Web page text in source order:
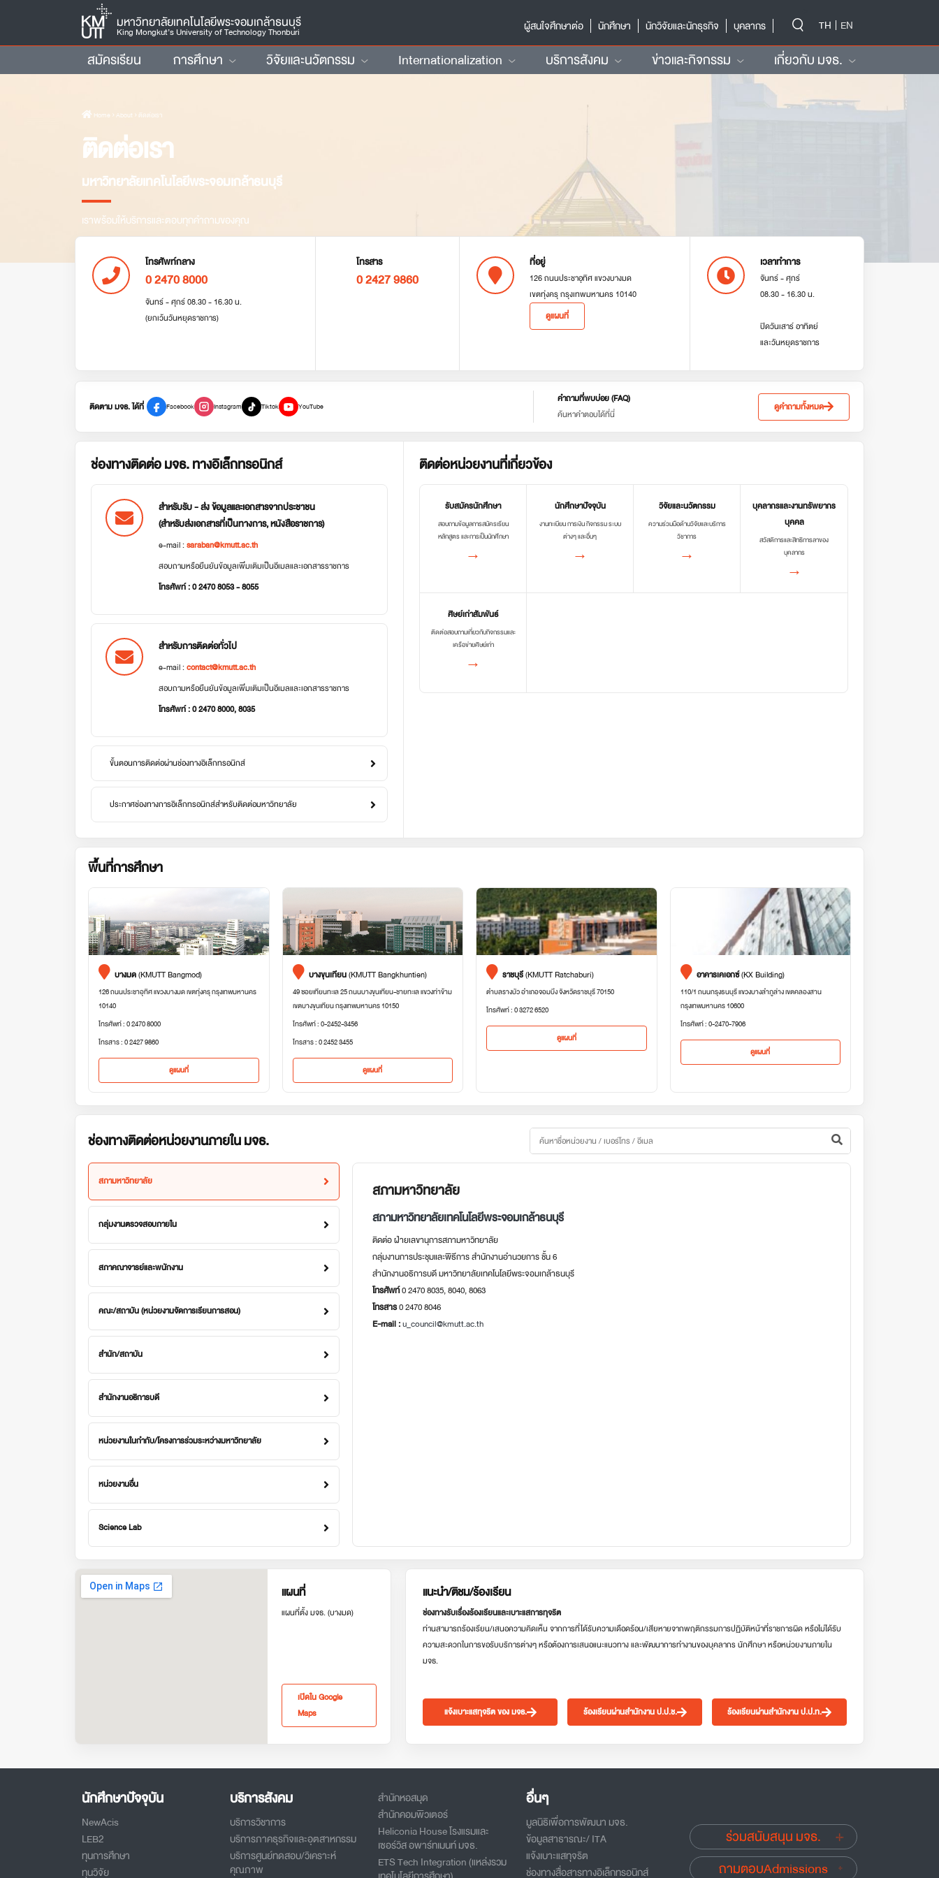
มหาวิทยาลัยเทคโนโลยีพระจอมเกล้าธนบุรี
King Mongkut’s University of Technology Thonburi
ผู้สนใจศึกษาต่อ
นักศึกษา นักวิจัยและนักธุรกิจ บุคลากร TH EN
สมัครเรียน การศึกษา วิจัยและนวัตกรรม Internationalization บริการสังคม ข่าวและกิจกรรม เกี่ยวกับ มจธ.
Home › About › ติดต่อเรา
ติดต่อเรา
มหาวิทยาลัยเทคโนโลยีพระจอมเกล้าธนบุรี
เราพร้อมให้บริการและตอบทุกคำถามของคุณ
โทรศัพท์กลาง
0 2470 8000
จันทร์ - ศุกร์ 08.30 - 16.30 น.
(ยกเว้นวันหยุดราชการ)
โทรสาร
0 2427 9860
ที่อยู่
126 ถนนประชาอุทิศ แขวงบางมด
เขตทุ่งครุ กรุงเทพมหานคร 10140
ดูแผนที่
เวลาทำการ
จันทร์ - ศุกร์
08.30 - 16.30 น.
ปิดวันเสาร์ อาทิตย์
และวันหยุดราชการ
ติดตาม มจธ. ได้ที่ Facebook Instagram Tiktok YouTube
คำถามที่พบบ่อย (FAQ)
ค้นหาคำตอบได้ที่นี่
ดูคำถามทั้งหมด
ช่องทางติดต่อ มจธ. ทางอิเล็กทรอนิกส์
สำหรับรับ - ส่ง ข้อมูลและเอกสารจากประชาชน
(สำหรับส่งเอกสารที่เป็นทางการ, หนังสือราชการ)
e-mail :saraban@kmutt.ac.th
สอบถามหรือยืนยันข้อมูลเพิ่มเติมเป็นอีเมลและเอกสารราชการ
โทรศัพท์ : 0 2470 8053 - 8055
สำหรับการติดต่อทั่วไป
e-mail :contact@kmutt.ac.th
สอบถามหรือยืนยันข้อมูลเพิ่มเติมเป็นอีเมลและเอกสารราชการ
โทรศัพท์ : 0 2470 8000, 8035
ขั้นตอนการติดต่อผ่านช่องทางอิเล็กทรอนิกส์
ประกาศช่องทางการอิเล็กทรอนิกส์สำหรับติดต่อมหาวิทยาลัย
ติดต่อหน่วยงานที่เกี่ยวข้อง
รับสมัครนักศึกษา
สอบถามข้อมูลการสมัครเรียน
หลักสูตร และการเป็นนักศึกษา
→
นักศึกษาปัจจุบัน
งานทะเบียน การเงิน กิจกรรม ระบบ
ต่างๆ และอื่นๆ
→
วิจัยและนวัตกรรม
ความร่วมมือด้านวิจัยและบริการ
วิชาการ
→
บุคลากรและงานทรัพยากร
บุคคล
สวัสดิการและสิทธิการลาของ
บุคลากร
→
ศิษย์เก่าสัมพันธ์
ติดต่อสอบถามเกี่ยวกับกิจกรรมและ
เครือข่ายศิษย์เก่า
→
พื้นที่การศึกษา
บางมด(KMUTT Bangmod)
126 ถนนประชาอุทิศ แขวงบางมด เขตทุ่งครุ กรุงเทพมหานคร
10140
โทรศัพท์ : 0 2470 8000
โทรสาร : 0 2427 9860
ดูแผนที่
บางขุนเทียน(KMUTT Bangkhuntien)
49 ซอยเทียนทะเล 25 ถนนบางขุนเทียน-ชายทะเล แขวงท่าข้าม
เขตบางขุนเทียน กรุงเทพมหานคร 10150
โทรศัพท์ : 0-2452-3456
โทรสาร : 0 2452 3455
ดูแผนที่
ราชบุรี(KMUTT Ratchaburi)
ตำบลรางบัว อำเภอจอมบึง จังหวัดราชบุรี 70150
โทรศัพท์ : 0 3272 6520
ดูแผนที่
อาคารเคเอกซ์(KX Building)
110/1 ถนนกรุงธนบุรี แขวงบางลำภูล่าง เขตคลองสาน
กรุงเทพมหานคร 10600
โทรศัพท์ : 0-2470-7906
ดูแผนที่
ช่องทางติดต่อหน่วยงานภายใน มจธ.
สภามหาวิทยาลัย
กลุ่มงานตรวจสอบภายใน
สภาคณาจารย์และพนักงาน
คณะ/สถาบัน (หน่วยงานจัดการเรียนการสอน)
สำนัก/สถาบัน
สำนักงานอธิการบดี
หน่วยงานในกำกับ/โครงการร่วมระหว่างมหาวิทยาลัย
หน่วยงานอื่น
Science Lab
สภามหาวิทยาลัย
สภามหาวิทยาลัยเทคโนโลยีพระจอมเกล้าธนบุรี
ติดต่อ ฝ่ายเลขานุการสภามหาวิทยาลัย
กลุ่มงานการประชุมและพิธีการ สำนักงานอำนวยการ ชั้น 6
สำนักงานอธิการบดี มหาวิทยาลัยเทคโนโลยีพระจอมเกล้าธนบุรี
โทรศัพท์0 2470 8035, 8040, 8063
โทรสาร0 2470 8046
E-mail :u_council@kmutt.ac.th
แผนที่
แผนที่ตั้ง มจธ. (บางมด)
เปิดใน Google
Maps
แนะนำ/ติชม/ร้องเรียน
ช่องทางรับเรื่องร้องเรียนและเบาะแสการทุจริต
ท่านสามารถร้องเรียน/เสนอความคิดเห็น จากการที่ได้รับความเดือดร้อน/เสียหายจากพฤติกรรมการปฏิบัติหน้าที่ราชการผิด หรือไม่ได้รับ
ความสะดวกในการขอรับบริการต่างๆ หรือต้องการเสนอแนะแนวทาง และพัฒนาการทำงานของบุคลากร นักศึกษา หรือหน่วยงานภายใน
มจธ.
แจ้งเบาะแสทุจริต ของ มจธ. ร้องเรียนผ่านสำนักงาน ป.ป.ช. ร้องเรียนผ่านสำนักงาน ป.ป.ท.
นักศึกษาปัจจุบัน
NewAcis
LEB2
ทุนการศึกษา
ทุนวิจัย
บริการสังคม
บริการวิชาการ
บริการภาคธุรกิจและอุตสาหกรรม
บริการศูนย์ทดสอบ/วิเคราะห์
คุณภาพ
สำนักหอสมุด
สำนักคอมพิวเตอร์
Heliconia House โรงแรมและ
เซอร์วิส อพาร์ทเมนท์ มจธ.
ETS Tech Integration (แหล่งรวม
อื่นๆ
มูลนิธิเพื่อการพัฒนา มจธ.
ข้อมูลสาธารณะ/ ITA
แจ้งเบาะแสทุจริต
ช่องทางสื่อสารทางอิเล็กทรอนิกส์
ร่วมสนับสนุน มจธ.
ถามตอบAdmissions